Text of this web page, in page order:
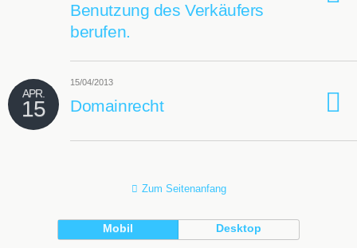
Benutzung des Verkäufers
berufen.
APR.
15
15/04/2013
Domainrecht
Zum Seitenanfang
Mobil Desktop